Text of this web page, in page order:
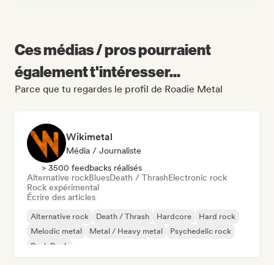
Ces médias / pros pourraient
également t'intéresser...
Parce que tu regardes le profil de Roadie Metal
Wikimetal
Média / Journaliste
> 3500 feedbacks réalisés
Alternative rockBluesDeath / ThrashElectronic rock
Rock expérimental
Écrire des articles
Alternative rock Death / Thrash Hardcore
Hard rock
Melodic metal
Metal / Heavy metal
Psychedelic rock
Punk Rock